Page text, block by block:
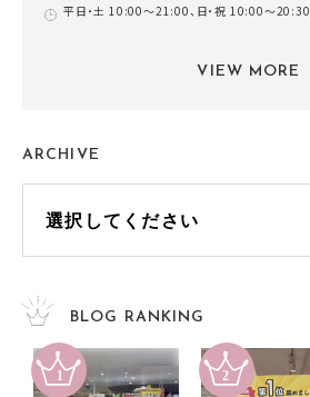
平日・土 10:00～21:00、日・祝 10:00～20:30
VIEW MORE
ARCHIVE
BLOG RANKING